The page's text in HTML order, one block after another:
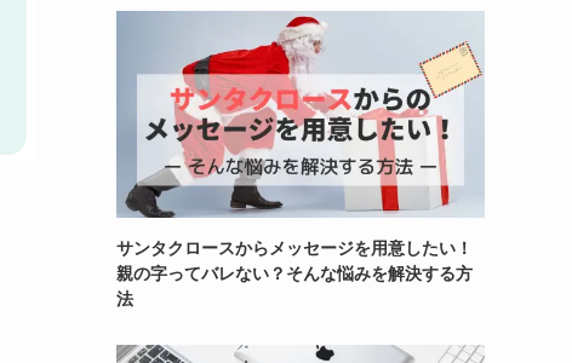
サンタクロースからメッセージを用意したい！
親の字ってバレない？そんな悩みを解決する方
法